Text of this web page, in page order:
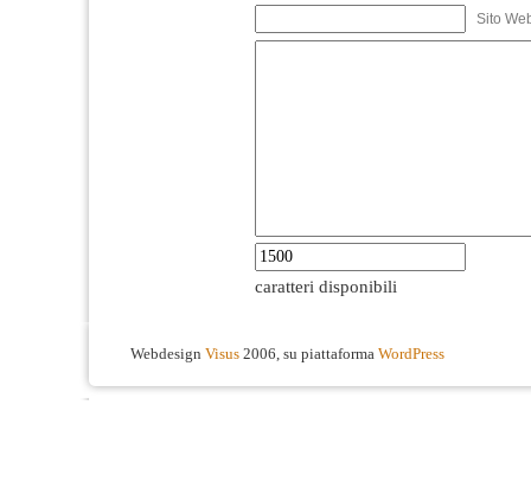
Sito
caratteri disponibili
Webdesign Visus 2006, su piattaforma WordPress